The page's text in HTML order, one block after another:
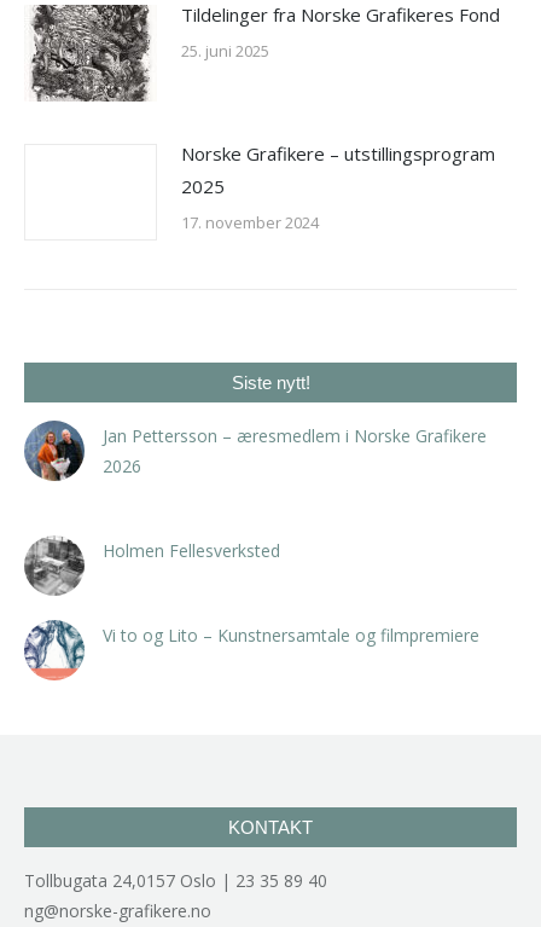
Tildelinger fra Norske Grafikeres Fond
25. juni 2025
Norske Grafikere – utstillingsprogram
2025
17. november 2024
Siste nytt!
Jan Pettersson – æresmedlem i Norske Grafikere
2026
Holmen Fellesverksted
Vi to og Lito – Kunstnersamtale og filmpremiere
KONTAKT
Tollbugata 24,0157 Oslo | 23 35 89 40
ng@norske-grafikere.no